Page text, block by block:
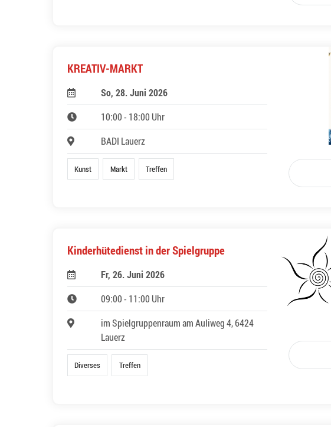
KREATIV-MARKT
So, 28. Juni 2026
10:00 - 18:00 Uhr
BADI Lauerz
Kunst Markt Treffen
Kinderhütedienst in der Spielgruppe
Fr, 26. Juni 2026
09:00 - 11:00 Uhr
im Spielgruppenraum am Auliweg 4, 6424
Lauerz
Diverses Treffen